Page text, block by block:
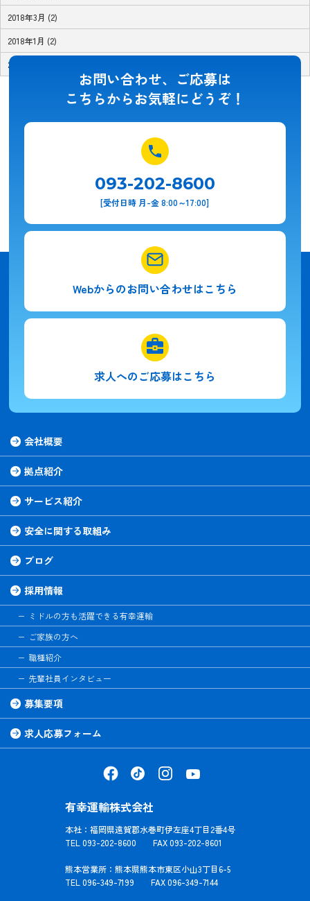
2018年3月 (2)
2018年1月 (2)
2017年11月 (1)
お問い合わせ、ご応募は
こちらからお気軽にどうぞ！
093-202-8600
[受付日時 月-金 8:00～17:00]
Webからのお問い合わせはこちら
求人へのご応募はこちら
会社概要
拠点紹介
サービス紹介
安全に関する取組み
ブログ
採用情報
ミドルの方も活躍できる有幸運輸
ご家族の方へ
職種紹介
先輩社員インタビュー
募集要項
求人応募フォーム
有幸運輸株式会社
本社：福岡県遠賀郡水巻町伊左座4丁目2番4号
TEL 093-202-8600 FAX 093-202-8601
熊本営業所：熊本県熊本市東区小山3丁目6-5
TEL 096-349-7199 FAX 096-349-7144